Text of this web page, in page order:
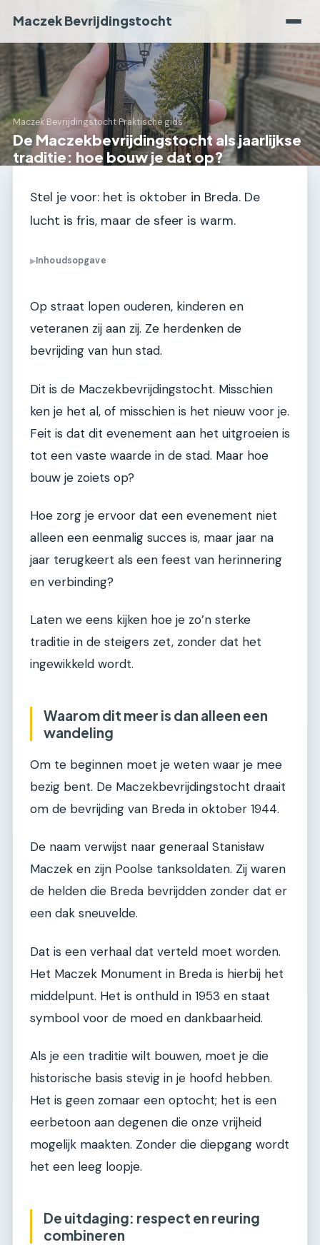
Maczek Bevrijdingstocht
Maczek Bevrijdingstocht›Praktische gids
De Maczekbevrijdingstocht als jaarlijkse
traditie: hoe bouw je dat op?
Stel je voor: het is oktober in Breda. De
lucht is fris, maar de sfeer is warm.
▶Inhoudsopgave
Op straat lopen ouderen, kinderen en
veteranen zij aan zij. Ze herdenken de
bevrijding van hun stad.
Dit is de Maczekbevrijdingstocht. Misschien
ken je het al, of misschien is het nieuw voor je.
Feit is dat dit evenement aan het uitgroeien is
tot een vaste waarde in de stad. Maar hoe
bouw je zoiets op?
Hoe zorg je ervoor dat een evenement niet
alleen een eenmalig succes is, maar jaar na
jaar terugkeert als een feest van herinnering
en verbinding?
Laten we eens kijken hoe je zo’n sterke
traditie in de steigers zet, zonder dat het
ingewikkeld wordt.
Waarom dit meer is dan alleen een
wandeling
Om te beginnen moet je weten waar je mee
bezig bent. De Maczekbevrijdingstocht draait
om de bevrijding van Breda in oktober 1944.
De naam verwijst naar generaal Stanisław
Maczek en zijn Poolse tanksoldaten. Zij waren
de helden die Breda bevrijdden zonder dat er
een dak sneuvelde.
Dat is een verhaal dat verteld moet worden.
Het Maczek Monument in Breda is hierbij het
middelpunt. Het is onthuld in 1953 en staat
symbool voor de moed en dankbaarheid.
Als je een traditie wilt bouwen, moet je die
historische basis stevig in je hoofd hebben.
Het is geen zomaar een optocht; het is een
eerbetoon aan degenen die onze vrijheid
mogelijk maakten. Zonder die diepgang wordt
het een leeg loopje.
De uitdaging: respect en reuring
combineren